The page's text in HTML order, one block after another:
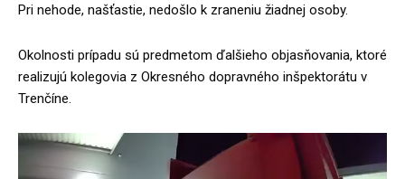
Pri nehode, našťastie, nedošlo k zraneniu žiadnej osoby.
Okolnosti prípadu sú predmetom ďalšieho objasňovania, ktoré
realizujú kolegovia z Okresného dopravného inšpektorátu v
Trenčíne.
V